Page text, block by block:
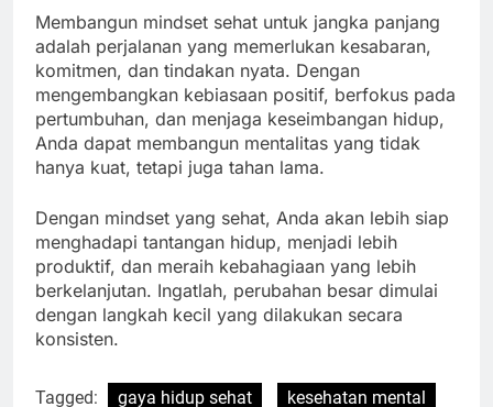
Membangun mindset sehat untuk jangka panjang
adalah perjalanan yang memerlukan kesabaran,
komitmen, dan tindakan nyata. Dengan
mengembangkan kebiasaan positif, berfokus pada
pertumbuhan, dan menjaga keseimbangan hidup,
Anda dapat membangun mentalitas yang tidak
hanya kuat, tetapi juga tahan lama.
Dengan mindset yang sehat, Anda akan lebih siap
menghadapi tantangan hidup, menjadi lebih
produktif, dan meraih kebahagiaan yang lebih
berkelanjutan. Ingatlah, perubahan besar dimulai
dengan langkah kecil yang dilakukan secara
konsisten.
Tagged: gaya hidup sehat
kesehatan mental